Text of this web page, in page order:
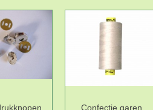
Confectie garen